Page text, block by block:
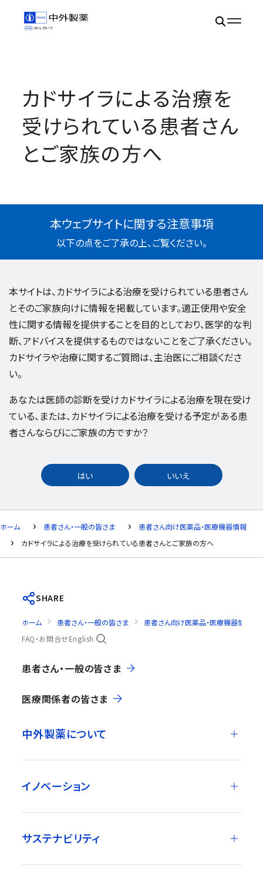
カドサイラによる治療を
受けられている患者さん
とご家族の方へ
本ウェブサイトに関する注意事項
以下の点をご了承の上、ご覧ください。
本サイトは、カドサイラによる治療を受けられている患者さん
とそのご家族向けに情報を掲載しています。適正使用や安全
性に関する情報を提供することを目的としており、医学的な判
断、アドバイスを提供するものではないことをご了承ください。
カドサイラや治療に関するご質問は、主治医にご相談くださ
い。
あなたは医師の診断を受けカドサイラによる治療を現在受け
ている、または、カドサイラによる治療を受ける予定がある患
者さんならびにご家族の方ですか？
はい いいえ
ホーム 患者さん・一般の皆さま
患者さん向け医薬品・医療機器情報
カドサイラによる治療を受けられている患者さんとご家族の方へ
SHARE
ホーム 患者さん・一般の皆さま
患者さん向け医薬品・医療機器情報
FAQ・お問合せEnglish
患者さん・一般の皆さま
医療関係者の皆さま
中外製薬について
イノベーション
サステナビリティ